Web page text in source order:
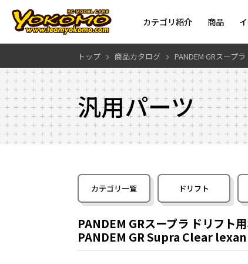
カテゴリ紹介 商品
トップ 商品カタログ PANDEM GRスープ
汎用パーツ
カテゴリ一覧 ドリフト
PANDEM GRスープラ ドリフト
PANDEM GR Supra Clear